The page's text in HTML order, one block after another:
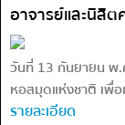
อาจารย์และนิสิ
วันที่ 13 กันยายน พ.
หอสมุดแห่งชาติ เพื่
รายละเอียด